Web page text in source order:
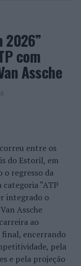
2026”
com
Assche
entre os
do Estoril, em
o regresso da
“ATP
integrado o
Assche
ao
encerrando
pela
e pela projeção